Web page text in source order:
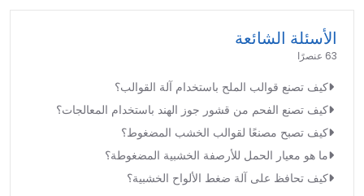
الأسئلة الشائعة
63 عنصرًا
كيف تصنع قوالب الملح باستخدام آلة القوالب؟
كيف تصنع الفحم من قشور جوز الهند باستخدام المعالجات؟
كيف تصبح مصنعًا لقوالب الخشب المضغوط؟
ما هو معيار الحمل للأرصفة الخشبية المضغوطة؟
كيف تحافظ على آلة ضغط الألواح الخشبية؟